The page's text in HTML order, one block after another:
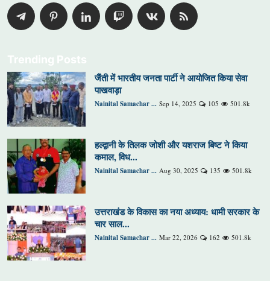
Trending Posts
जैंती में भारतीय जनता पार्टी ने आयोजित किया सेवा
पाखवाड़ा
Nainital Samachar ... Sep 14, 2025 105 501.8k
हल्द्वानी के तिलक जोशी और यशराज बिष्ट ने किया
कमाल, विध...
Nainital Samachar ... Aug 30, 2025 135 501.8k
उत्तराखंड के विकास का नया अध्याय: धामी सरकार के
चार साल...
Nainital Samachar ... Mar 22, 2026 162 501.8k